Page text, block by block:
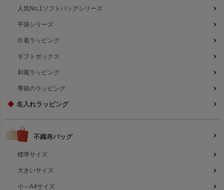
関連キーワード：ラッピング,リボン付き袋,リボン巾着,無地
人気No,1ソフトバッグシリーズ
平袋シリーズ
巾着ラッピング
ギフトボックス
和風ラッピング
季節のラッピング
◆ 名入れラッピング
不織布バッグ
標準サイズ
大きいサイズ
小～A4サイズ